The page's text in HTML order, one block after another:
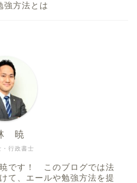
強方法とは
・行政書士
暁
です！ このブログでは法
て、エールや勉強方法を提